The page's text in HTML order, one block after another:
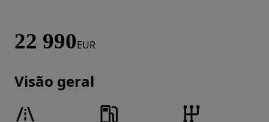
22 990EUR
Visão geral